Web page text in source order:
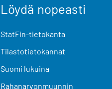
Löydä nopeasti
StatFin-tietokanta
Tilastotietokannat
Suomi lukuina
Rahanarvonmuunnin